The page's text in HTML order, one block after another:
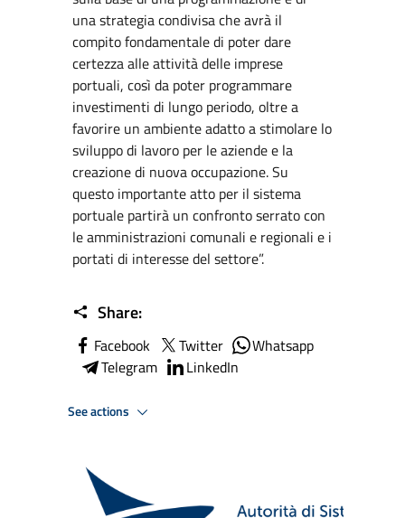
una strategia condivisa che avrà il
compito fondamentale di poter dare
certezza alle attività delle imprese
portuali, così da poter programmare
investimenti di lungo periodo, oltre a
favorire un ambiente adatto a stimolare lo
sviluppo di lavoro per le aziende e la
creazione di nuova occupazione. Su
questo importante atto per il sistema
portuale partirà un confronto serrato con
le amministrazioni comunali e regionali e i
portati di interesse del settore”.
Share:
Facebook Twitter
Whatsapp
Telegram
LinkedIn
See actions